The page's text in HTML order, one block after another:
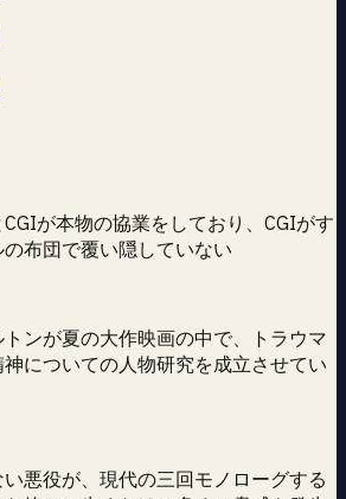
が本物の協業をしており、CGIがす
布団で覆い隠していない
トンが夏の大作映画の中で、トラウマ
についての人物研究を成立させてい
悪役が、現代の三回モノローグする